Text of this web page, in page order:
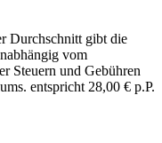
Durchschnitt gibt die
vom
Steuern und Gebühren
entspricht 28,00 € p.P.